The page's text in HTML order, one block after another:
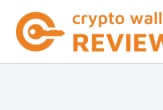
content